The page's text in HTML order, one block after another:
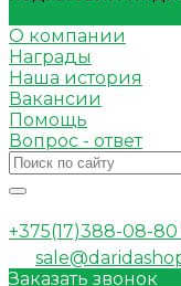
О компании
Награды
Наша история
Вакансии
Помощь
Вопрос - ответ
+375(17)388-08-80
Заказать звонок